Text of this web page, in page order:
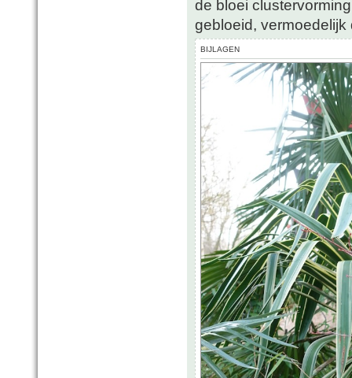
de bloei
gebloeid,
BIJLAGEN